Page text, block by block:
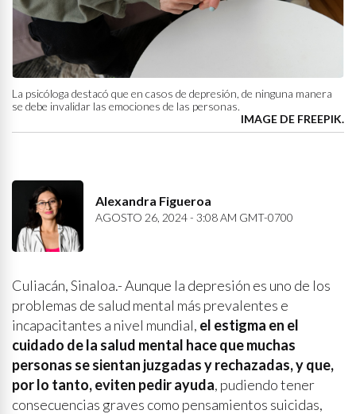
La psicóloga destacó que en casos de depresión, de ninguna manera
se debe invalidar las emociones de las personas.
IMAGE DE FREEPIK.
Alexandra Figueroa
AGOSTO 26, 2024 - 3:08 AM GMT-0700
Culiacán, Sinaloa.- Aunque la depresión es uno de los
problemas de salud mental más prevalentes e
incapacitantes a nivel mundial, el estigma en el
cuidado de la salud mental hace que muchas
personas se sientan juzgadas y rechazadas, y que,
por lo tanto, eviten pedir ayuda, pudiendo tener
consecuencias graves como pensamientos suicidas,